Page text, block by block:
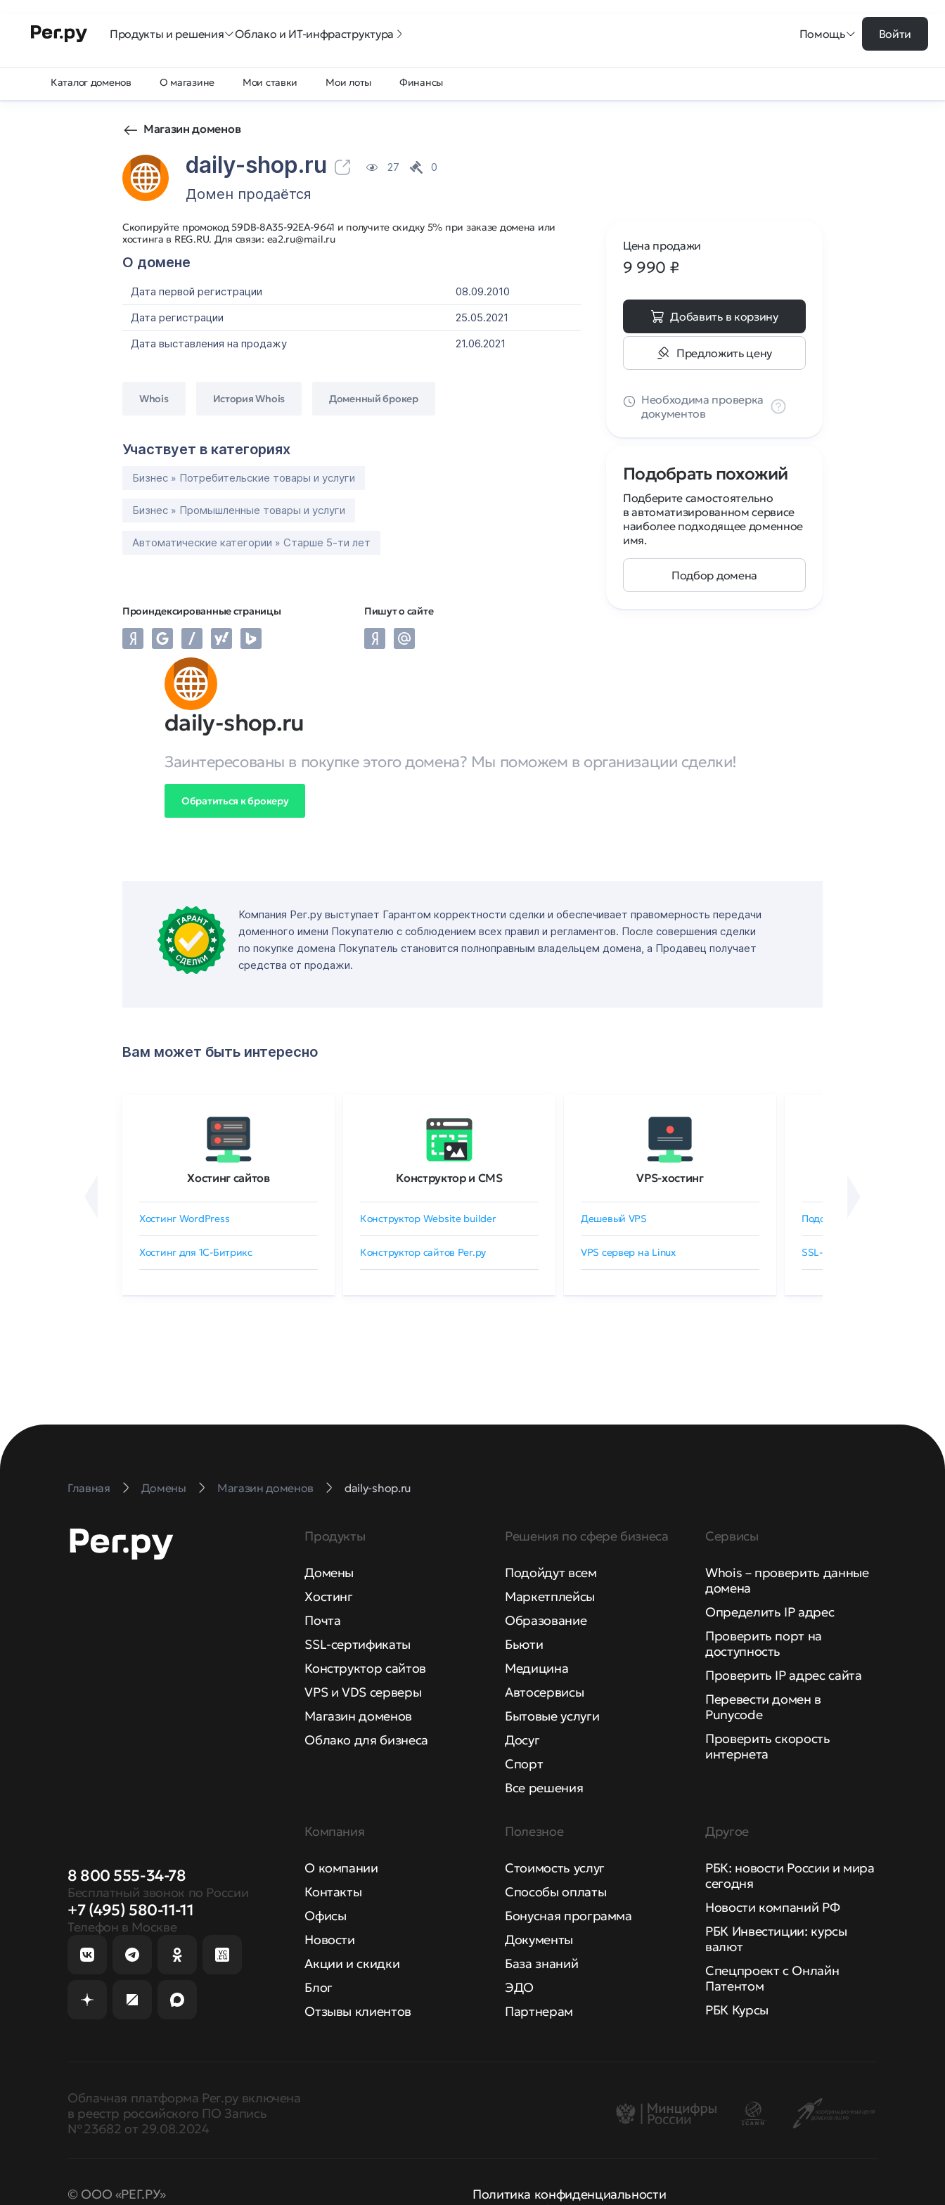
Продукты и решения Облако и ИТ-инфраструктура Помощь Войти
Каталог доменов О магазине Мои ставки Мои лоты Финансы
Магазин доменов
daily-shop.ru 27 0
Домен продаётся
Скопируйте промокод 59DB-8A35-92EA-9641 и получите скидку 5% при заказе домена или
хостинга в REG.RU. Для связи: ea2.ru@mail.ru
О домене
Дата первой регистрации
08.09.2010
Дата регистрации
25.05.2021
Дата выставления на продажу
21.06.2021
Whois История Whois Доменный брокер
Участвует в категориях
Бизнес » Потребительские товары и услуги
Бизнес » Промышленные товары и услуги
Автоматические категории » Старше 5-ти лет
Проиндексированные страницы Пишут о сайте
Цена продажи
9 990 ₽
Добавить в корзину
Предложить цену
Необходима проверка
документов
Подобрать похожий
Подберите самостоятельно
в автоматизированном сервисе
наиболее подходящее доменное
имя.
Подбор домена
daily-shop.ru
Заинтересованы в покупке этого домена? Мы поможем в организации сделки!
Обратиться к брокеру
Компания Рег.ру выступает Гарантом корректности сделки и обеспечивает правомерность передачи
доменного имени Покупателю с соблюдением всех правил и регламентов. После совершения сделки
по покупке домена Покупатель становится полноправным владельцем домена, а Продавец получает
средства от продажи.
Вам может быть интересно
Хостинг сайтов
Хостинг WordPress
Хостинг для 1C-Битрикс
Конструктор и CMS
Конструктор Website builder
Конструктор сайтов Рег.ру
VPS-хостинг
Дешевый VPS
VPS сервер на Linux
Подобрать SSL-сертификат
SSL-сертификаты GlobalSign
Главная Домены Магазин доменов daily-shop.ru
8 800 555-34-78
Бесплатный звонок по России
+7 (495) 580-11-11
Телефон в Москве
Продукты
Домены
Хостинг
Почта
SSL-сертификаты
Конструктор сайтов
VPS и VDS серверы
Магазин доменов
Облако для бизнеса
Решения по сфере бизнеса
Подойдут всем
Маркетплейсы
Образование
Бьюти
Медицина
Автосервисы
Бытовые услуги
Досуг
Спорт
Все решения
Сервисы
Whois – проверить данные
домена
Определить IP адрес
Проверить порт на
доступность
Проверить IP адрес сайта
Перевести домен в
Punycode
Проверить скорость
интернета
Компания
О компании
Контакты
Офисы
Новости
Акции и скидки
Блог
Отзывы клиентов
Полезное
Стоимость услуг
Способы оплаты
Бонусная программа
Документы
База знаний
ЭДО
Партнерам
Другое
РБК: новости России и мира
сегодня
Новости компаний РФ
РБК Инвестиции: курсы
валют
Спецпроект с Онлайн
Патентом
РБК Курсы
Облачная платформа Рег.ру включена
в реестр российского ПО Запись
№ 23682 от 29.08.2024
© ООО «РЕГ.РУ»
Политика конфиденциальности